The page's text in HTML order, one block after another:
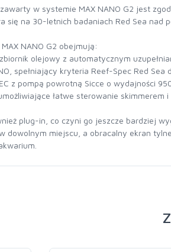
w systemie MAX NANO G2 jest
się na 30-letnich badaniach Red Sea nad
NANO G2 obejmują:
olejowy z automatycznym
spełniający kryteria Reef-Spec Red Sea
z pompą powrotną Sicce o wydajności
łatwe sterowanie skimmerem
plug-in, co czyni go jeszcze bardziej
dowolnym miejscu, a obracalny ekran